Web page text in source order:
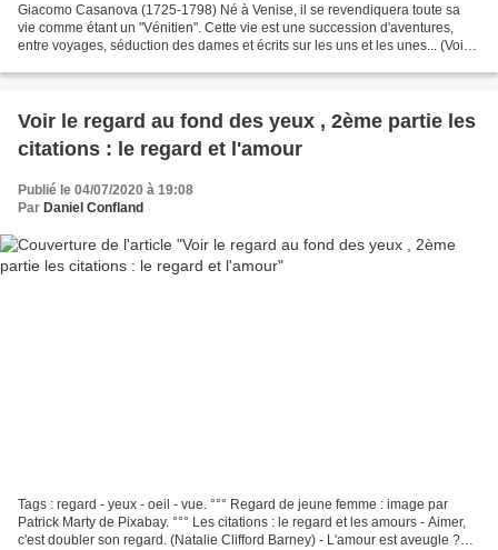
Giacomo Casanova (1725-1798) Né à Venise, il se revendiquera toute sa
vie comme étant un "Vénitien". Cette vie est une succession d'aventures,
entre voyages, séduction des dames et écrits sur les uns et les unes... (Voir
Voir le regard au fond des yeux , 2ème partie les
citations : le regard et l'amour
Publié le 04/07/2020 à 19:08
Par Daniel Confland
Tags : regard - yeux - oeil - vue. °°° Regard de jeune femme : image par
Patrick Marty de Pixabay. °°° Les citations : le regard et les amours - Aimer,
c'est doubler son regard. (Natalie Clifford Barney) - L'amour est aveugle ?